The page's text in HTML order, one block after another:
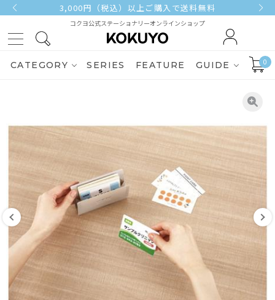
3,000円（税込）以上ご購入で送料無料
コクヨ公式ステーショナリーオンラインショップ
CATEGORY SERIES FEATURE GUIDE 0